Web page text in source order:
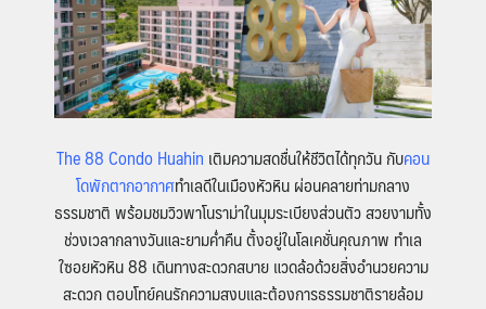
The 88 Condo Huahin เติมความสดชื่นให้ชีวิตได้ทุกวัน กับคอน
โดพักตากอากาศทำเลดีในเมืองหัวหิน ผ่อนคลายท่ามกลาง
ธรรมชาติ พร้อมชมวิวพาโนราม่าในมุมระเบียงส่วนตัว สวยงามทั้ง
ช่วงเวลากลางวันและยามค่ำคืน ตั้งอยู่ในโลเคชั่นคุณภาพ ทำเล
ใซอยหัวหิน 88 เดินทางสะดวกสบาย แวดล้อด้วยสิ่งอำนวยความ
สะดวก ตอบโทย์คนรักความสงบและต้องการธรรมชาติรายล้อม